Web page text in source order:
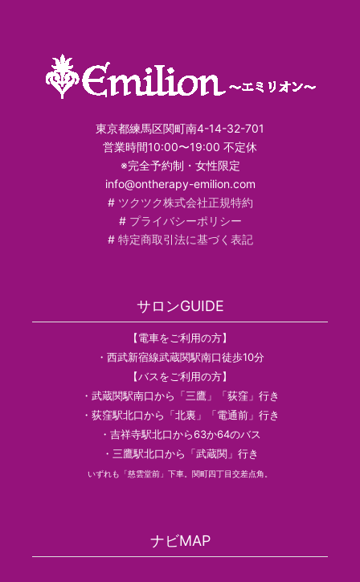
東京都練馬区関町南4-14-32-701
営業時間10:00〜19:00 不定休
※完全予約制・女性限定
info@ontherapy-emilion.com
# ツクツク株式会社正規特約
# プライバシーポリシー
# 特定商取引法に基づく表記
サロンGUIDE
【電車をご利用の方】
・西武新宿線武蔵関駅南口徒歩10分
【バスをご利用の方】
・武蔵関駅南口から「三鷹」「荻窪」行き
・荻窪駅北口から「北裏」「電通前」行き
・吉祥寺駅北口から63か64のバス
・三鷹駅北口から「武蔵関」行き
いずれも「慈雲堂前」下車。関町四丁目交差点角。
ナビMAP